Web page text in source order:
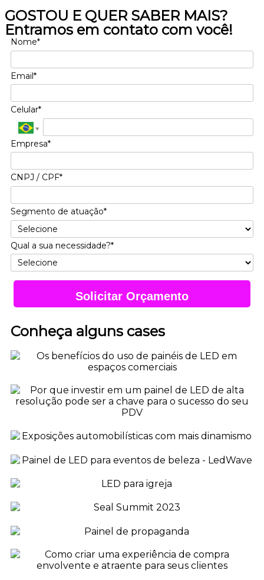
GOSTOU E QUER SABER MAIS?
Entramos em contato com você!
Nome*
Email*
Celular*
Empresa*
CNPJ / CPF*
Segmento de atuação*
Qual a sua necessidade?*
Solicitar Orçamento
Conheça alguns cases